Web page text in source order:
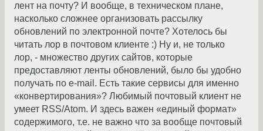
лент на почту? И вообще, в техническом плане,
насколько сложнее организовать рассылку
обновлений по электронной почте? Хотелось бы
читать лор в почтовом клиенте :) Ну и, не только
лор, - множество других сайтов, которые
предоставляют ленты обновлений, было бы удобно
получать по e-mail. Есть такие сервисы для именно
«конвертирования»? Любимый почтовый клиент не
умеет RSS/Atom. И здесь важен «единый формат»
содержимого, т.е. не важно что за вообще почтовый